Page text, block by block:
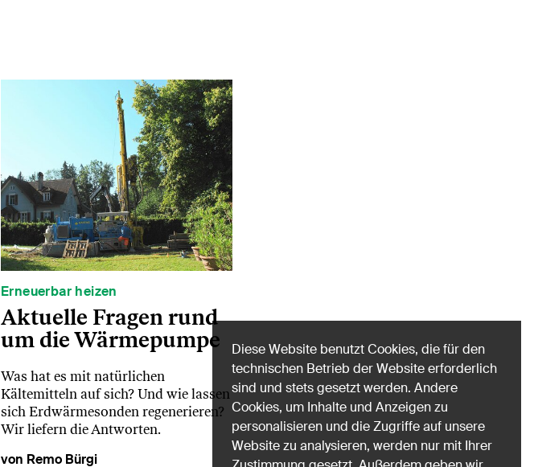
Erneuerbar heizen
Aktuelle Fragen rund
um die Wärmepumpe
Was hat es mit natürlichen
Kältemitteln auf sich? Und wie lassen
sich Erdwärmesonden regenerieren?
Wir liefern die Antworten.
von Remo Bürgi
Diese Website benutzt Cookies, die für den
technischen Betrieb der Website erforderlich
sind und stets gesetzt werden. Andere
Cookies, um Inhalte und Anzeigen zu
personalisieren und die Zugriffe auf unsere
Website zu analysieren, werden nur mit Ihrer